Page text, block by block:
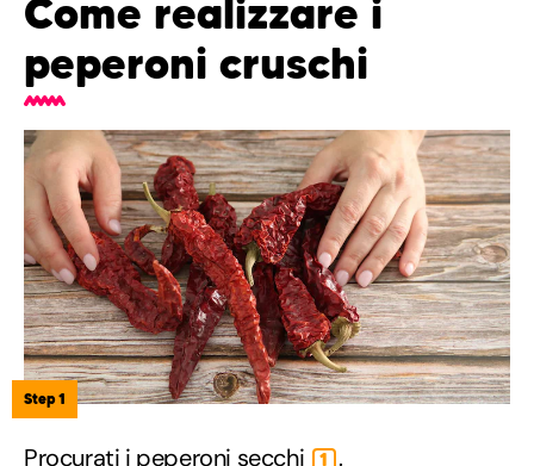
Come realizzare i
peperoni cruschi
Step 1
Procurati i peperoni secchi 1 .